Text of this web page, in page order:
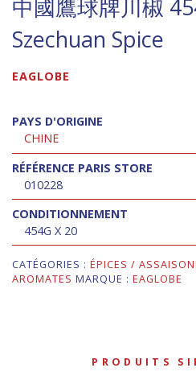
中國鷹球牌川椒
Szechuan Spice
EAGLOBE
PAYS D'ORIGINE
CHINE
RÉFÉRENCE PARIS STORE
010228
CONDITIONNEMENT
454G X 20
CATÉGORIES : ÉPICES /
AROMATES MARQUE : EAGLOBE
PRODUITS